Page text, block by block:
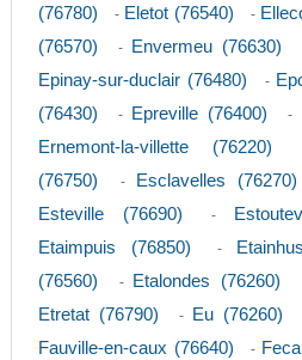
(76780)
- Eletot (76540) -
(76570)
- Envermeu (76630)
Epinay-sur-duclair (76480) -
(76430)
- Epreville (76400) -
Ernemont-la-villette (76220)
(76750)
- Esclavelles (76270)
Esteville (76690) -
Etaimpuis (76850) -
(76560)
- Etalondes (76260)
Etretat (76790) - Eu (76260)
Fauville-en-caux (76640) -